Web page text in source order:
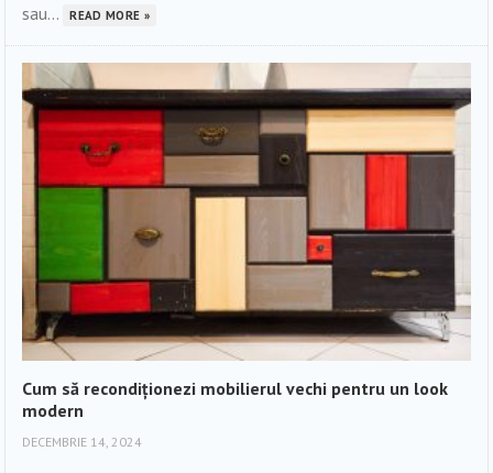
sau...
READ MORE »
Cum să recondiționezi mobilierul vechi pentru un look
modern
DECEMBRIE 14, 2024